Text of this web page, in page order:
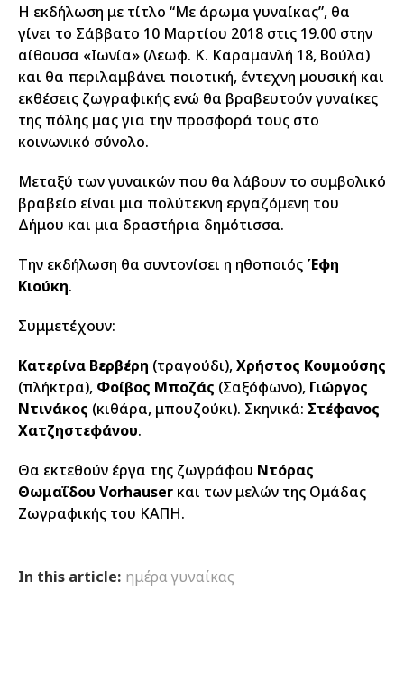
Η εκδήλωση με τίτλο “Με άρωμα γυναίκας”, θα
γίνει το Σάββατο 10 Μαρτίου 2018 στις 19.00 στην
αίθουσα «Ιωνία» (Λεωφ. Κ. Καραμανλή 18, Βούλα)
και θα περιλαμβάνει ποιοτική, έντεχνη μουσική και
εκθέσεις ζωγραφικής ενώ θα βραβευτούν γυναίκες
της πόλης μας για την προσφορά τους στο
κοινωνικό σύνολο.
Μεταξύ των γυναικών που θα λάβουν το συμβολικό
βραβείο είναι μια πολύτεκνη εργαζόμενη του
Δήμου και μια δραστήρια δημότισσα.
Την εκδήλωση θα συντονίσει η ηθοποιός Έφη
Κιούκη.
Συμμετέχουν:
Κατερίνα Βερβέρη (τραγούδι),Χρήστος Κουμούσης
(πλήκτρα), Φοίβος Μποζάς (Σαξόφωνο), Γιώργος
Ντινάκος (κιθάρα, μπουζούκι). Σκηνικά: Στέφανος
Χατζηστεφάνου.
Θα εκτεθούν έργα της ζωγράφου Ντόρας
Θωμαΐδου Vorhauser και των μελών της Ομάδας
Ζωγραφικής του ΚΑΠΗ.
In this article: ημέρα γυναίκας